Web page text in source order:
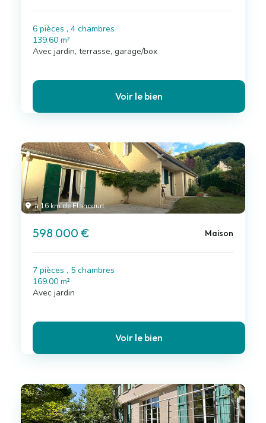
6 pièces , 4 chambres
139.60 m²
Avec jardin, terrasse, garage/box
Voir le bien
à 16 km de Élancourt
598 000 € Maison
7 pièces , 5 chambres
169.00 m²
Avec jardin
Voir le bien